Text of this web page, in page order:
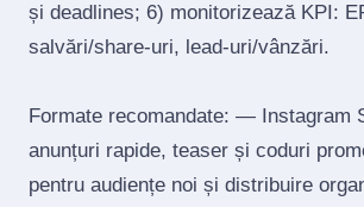
și deadlines; 6) monitorizează KPI:
salvări/share‑uri, lead‑uri/vânzări.
Formate recomandate: — Instagram
anunțuri rapide, teaser și coduri
pentru audiențe noi și distribuire